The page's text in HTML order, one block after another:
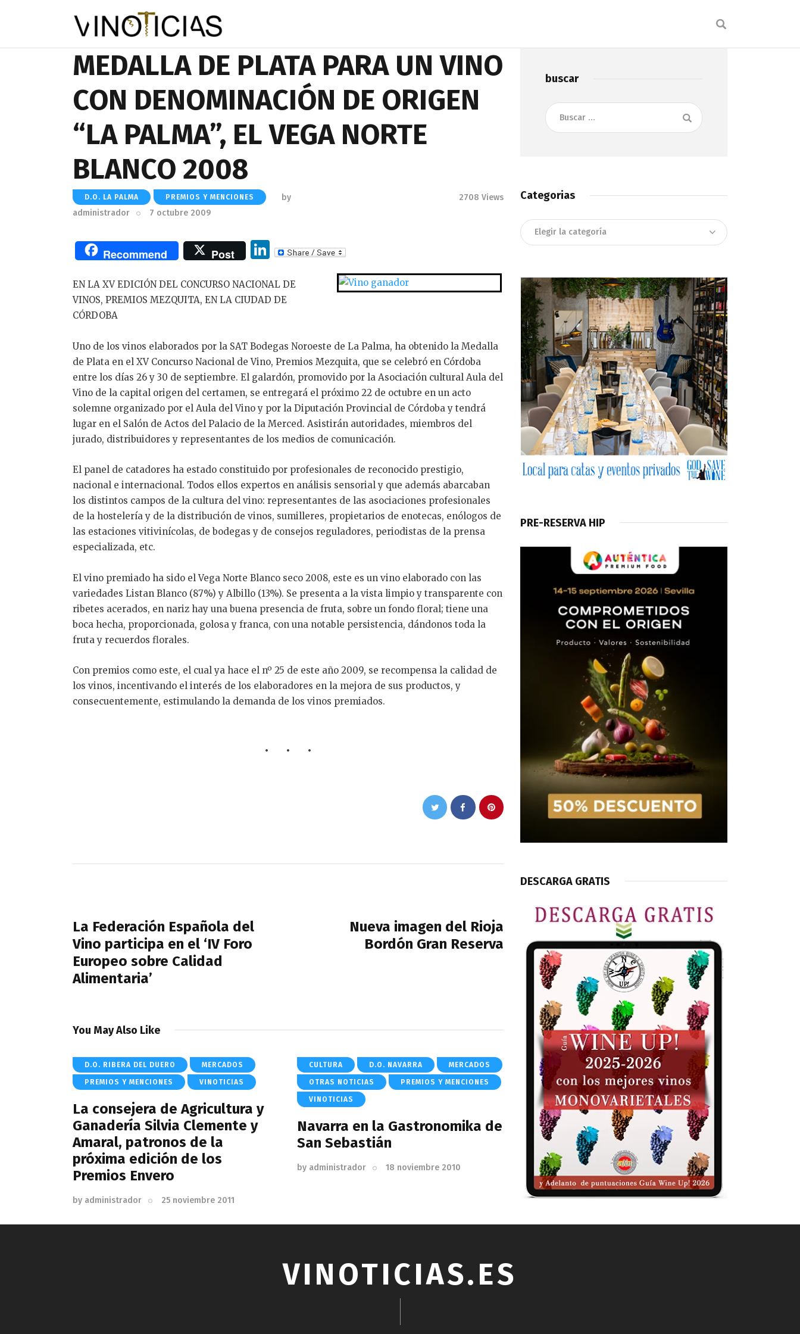
MEDALLA DE PLATA PARA UN VINO
CON DENOMINACIÓN DE ORIGEN
“LA PALMA”, EL VEGA NORTE
BLANCO 2008
D.O. LA PALMA PREMIOS Y MENCIONES
by
administrador
7 octubre 2009
2708 Views
Recommend Post
Li
k
e
n
EN LA XV EDICIÓN DEL CONCURSO NACIONAL DE
VINOS, PREMIOS MEZQUITA, EN LA CIUDAD DE
CÓRDOBA
Uno de los vinos elaborados por la SAT Bodegas Noroeste de La Palma, ha obtenido la Medalla
de Plata en el XV Concurso Nacional de Vino, Premios Mezquita, que se celebró en Córdoba
entre los días 26 y 30 de septiembre. El galardón, promovido por la Asociación cultural Aula del
Vino de la capital origen del certamen, se entregará el próximo 22 de octubre en un acto
solemne organizado por el Aula del Vino y por la Diputación Provincial de Córdoba y tendrá
lugar en el Salón de Actos del Palacio de la Merced. Asistirán autoridades, miembros del
jurado, distribuidores y representantes de los medios de comunicación.
El panel de catadores ha estado constituido por profesionales de reconocido prestigio,
nacional e internacional. Todos ellos expertos en análisis sensorial y que además abarcaban
los distintos campos de la cultura del vino: representantes de las asociaciones profesionales
de la hostelería y de la distribución de vinos, sumilleres, propietarios de enotecas, enólogos de
las estaciones vitivinícolas, de bodegas y de consejos reguladores, periodistas de la prensa
especializada, etc.
El vino premiado ha sido el Vega Norte Blanco seco 2008, este es un vino elaborado con las
variedades Listan Blanco (87%) y Albillo (13%). Se presenta a la vista limpio y transparente con
ribetes acerados, en nariz hay una buena presencia de fruta, sobre un fondo floral; tiene una
boca hecha, proporcionada, golosa y franca, con una notable persistencia, dándonos toda la
fruta y recuerdos florales.
Con premios como este, el cual ya hace el nº 25 de este año 2009, se recompensa la calidad de
los vinos, incentivando el interés de los elaboradores en la mejora de sus productos, y
consecuentemente, estimulando la demanda de los vinos premiados.
entradas
La Federación Española del
Vino participa en el ‘IV Foro
Europeo sobre Calidad
Alimentaria’
Nueva imagen del Rioja
Bordón Gran Reserva
You May Also Like
D.O. RIBERA DEL DUERO MERCADOS
PREMIOS Y MENCIONES VINOTICIAS
La consejera de Agricultura y
Ganadería Silvia Clemente y
Amaral, patronos de la
próxima edición de los
Premios Envero
by administrador 25 noviembre 2011
CULTURA D.O. NAVARRA MERCADOS
OTRAS NOTICIAS PREMIOS Y MENCIONES
VINOTICIAS
Navarra en la Gastronomika de
San Sebastián
by administrador 18 noviembre 2010
buscar
Buscar:
Categorias
Categorias
PRE-RESERVA HIP
DESCARGA GRATIS
VINOTICIAS.ES